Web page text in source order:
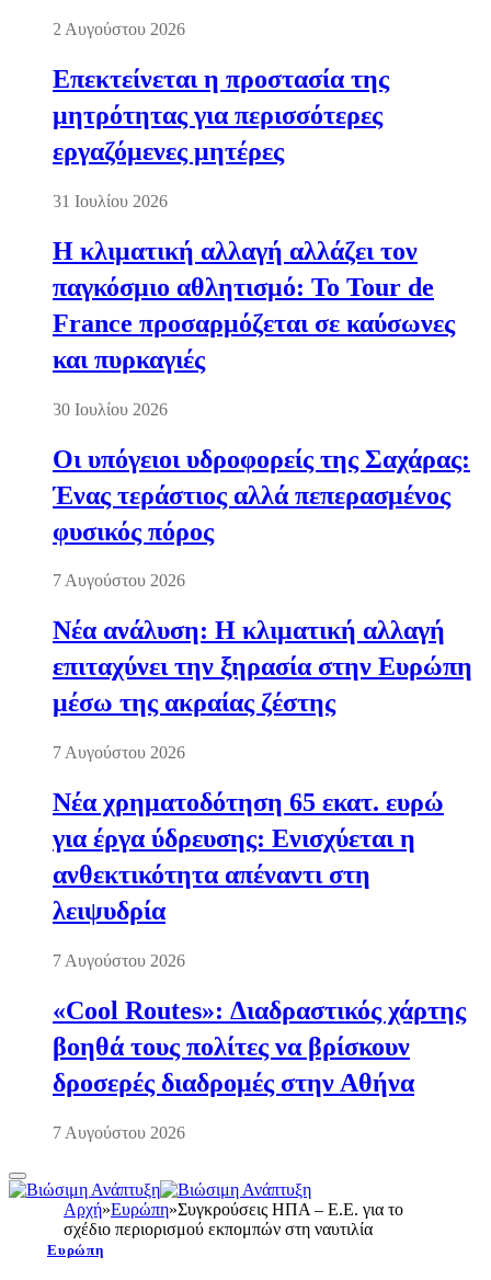
2 Αυγούστου 2026
Επεκτείνεται η προστασία της
μητρότητας για περισσότερες
εργαζόμενες μητέρες
31 Ιουλίου 2026
Η κλιματική αλλαγή αλλάζει τον
παγκόσμιο αθλητισμό: Το Tour de
France προσαρμόζεται σε καύσωνες
και πυρκαγιές
30 Ιουλίου 2026
Οι υπόγειοι υδροφορείς της Σαχάρας:
Ένας τεράστιος αλλά πεπερασμένος
φυσικός πόρος
7 Αυγούστου 2026
Νέα ανάλυση: Η κλιματική αλλαγή
επιταχύνει την ξηρασία στην Ευρώπη
μέσω της ακραίας ζέστης
7 Αυγούστου 2026
Νέα χρηματοδότηση 65 εκατ. ευρώ
για έργα ύδρευσης: Ενισχύεται η
ανθεκτικότητα απέναντι στη
λειψυδρία
7 Αυγούστου 2026
«Cool Routes»: Διαδραστικός χάρτης
βοηθά τους πολίτες να βρίσκουν
δροσερές διαδρομές στην Αθήνα
7 Αυγούστου 2026
Αρχή»Ευρώπη»Συγκρούσεις ΗΠΑ – Ε.Ε. για το
σχέδιο περιορισμού εκπομπών στη ναυτιλία
Ευρώπη